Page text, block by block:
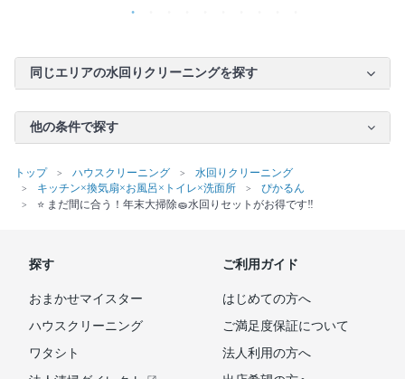
同じエリアの水回りクリーニングを探す
他の条件で探す
トップ ハウスクリーニング
水回りクリーニング
キッチン×換気扇×お風呂×トイレ×洗面所
ぴかるん
⭐️ まだ間に合う！年末大掃除🧽水回りセットがお得です‼️
探す
おまかせマイスター
ハウスクリーニング
ワタシト
ご利用ガイド
はじめての方へ
ご満足度保証について
法人利用の方へ